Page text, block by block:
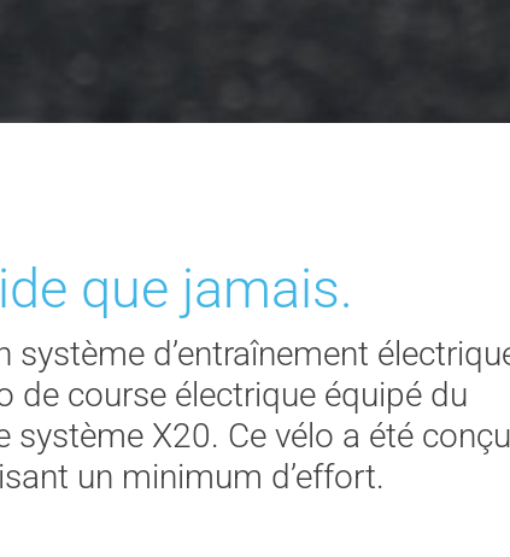
que jamais.
système d’entraînement
de course électrique équipé du
système X20. Ce vélo a été conçu
un minimum d’effort.